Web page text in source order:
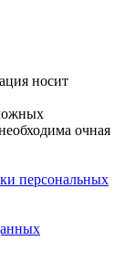
носит
очная
персональных